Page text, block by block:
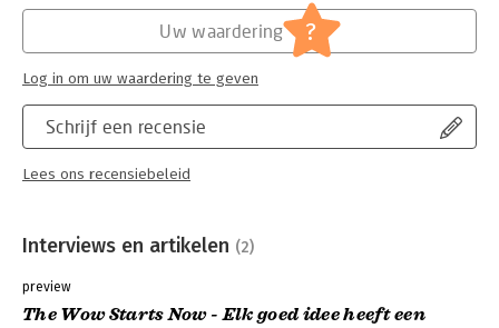
Schrijf een recensie
Lees ons recensiebeleid
Uw waardering ?
Log in om uw waardering te geven
Interviews en artikelen (2)
preview
The Wow Starts Now - Elk goed idee heeft een